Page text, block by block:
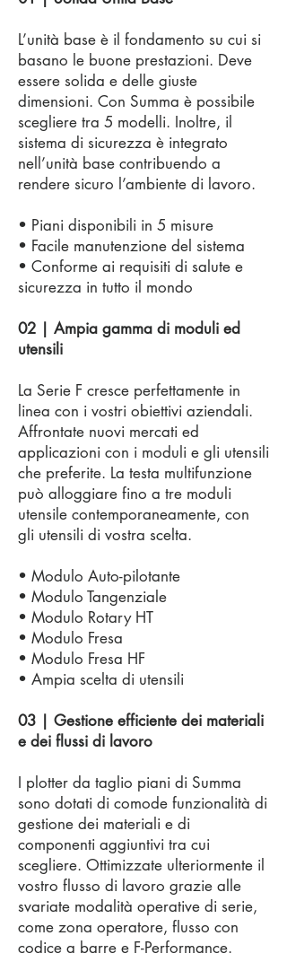
L’unità base è il fondamento su cui si
basano le buone prestazioni. Deve
essere solida e delle giuste
dimensioni. Con Summa è possibile
scegliere tra 5 modelli. Inoltre, il
sistema di sicurezza è integrato
nell’unità base contribuendo a
rendere sicuro l’ambiente di lavoro.
• Piani disponibili in 5 misure
• Facile manutenzione del sistema
• Conforme ai requisiti di salute e
sicurezza in tutto il mondo
02 | Ampia gamma di moduli ed
utensili
La Serie F cresce perfettamente in
linea con i vostri obiettivi aziendali.
Affrontate nuovi mercati ed
applicazioni con i moduli e gli utensili
che preferite. La testa multifunzione
può alloggiare fino a tre moduli
utensile contemporaneamente, con
gli utensili di vostra scelta.
• Modulo Auto-pilotante
• Modulo Tangenziale
• Modulo Rotary HT
• Modulo Fresa
• Modulo Fresa HF
• Ampia scelta di utensili
03 | Gestione efficiente dei materiali
e dei flussi di lavoro
I plotter da taglio piani di Summa
sono dotati di comode funzionalità di
gestione dei materiali e di
componenti aggiuntivi tra cui
scegliere. Ottimizzate ulteriormente il
vostro flusso di lavoro grazie alle
svariate modalità operative di serie,
come zona operatore, flusso con
codice a barre e F-Performance.